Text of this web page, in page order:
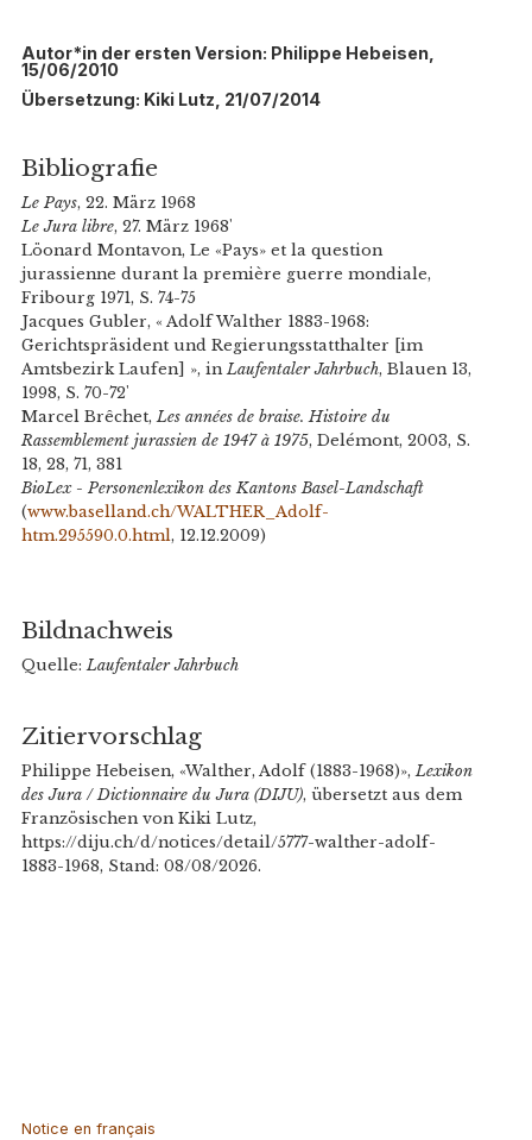
Autor*in der ersten Version: Philippe Hebeisen,
15/06/2010
Übersetzung: Kiki Lutz, 21/07/2014
Bibliografie
Le Pays, 22. März 1968
Le Jura libre, 27. März 1968'
Löonard Montavon, Le «Pays» et la question
jurassienne durant la première guerre mondiale,
Fribourg 1971, S. 74-75
Jacques Gubler, « Adolf Walther 1883-1968:
Gerichtspräsident und Regierungsstatthalter [im
Amtsbezirk Laufen] », in Laufentaler Jahrbuch, Blauen 13,
1998, S. 70-72'
Marcel Brêchet, Les années de braise. Histoire du
Rassemblement jurassien de 1947 à 1975, Delémont, 2003, S.
18, 28, 71, 381
BioLex - Personenlexikon des Kantons Basel-Landschaft
(www.baselland.ch/WALTHER_Adolf-
htm.295590.0.html, 12.12.2009)
Bildnachweis
Quelle:Laufentaler Jahrbuch
Zitiervorschlag
Philippe Hebeisen, «Walther, Adolf (1883-1968)»,Lexikon
des Jura / Dictionnaire du Jura (DIJU), übersetzt aus dem
Französischen von Kiki Lutz,
https://diju.ch/d/notices/detail/5777-walther-adolf-
1883-1968, Stand: 08/08/2026.
Notice en français